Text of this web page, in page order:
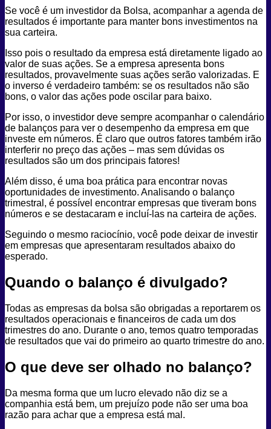
Se você é um investidor da Bolsa, acompanhar a agenda de
resultados é importante para manter bons investimentos na
sua carteira.
Isso pois o resultado da empresa está diretamente ligado ao
valor de suas ações. Se a empresa apresenta bons
resultados, provavelmente suas ações serão valorizadas. E
o inverso é verdadeiro também: se os resultados não são
bons, o valor das ações pode oscilar para baixo.
Por isso, o investidor deve sempre acompanhar o calendário
de balanços para ver o desempenho da empresa em que
investe em números. É claro que outros fatores também irão
interferir no preço das ações – mas sem dúvidas os
resultados são um dos principais fatores!
Além disso, é uma boa prática para encontrar novas
oportunidades de investimento. Analisando o balanço
trimestral, é possível encontrar empresas que tiveram bons
números e se destacaram e incluí-las na carteira de ações.
Seguindo o mesmo raciocínio, você pode deixar de investir
em empresas que apresentaram resultados abaixo do
esperado.
Quando o balanço é divulgado?
Todas as empresas da bolsa são obrigadas a reportarem os
resultados operacionais e financeiros de cada um dos
trimestres do ano. Durante o ano, temos quatro temporadas
de resultados que vai do primeiro ao quarto trimestre do ano.
O que deve ser olhado no balanço?
Da mesma forma que um lucro elevado não diz se a
companhia está bem, um prejuízo pode não ser uma boa
razão para achar que a empresa está mal.